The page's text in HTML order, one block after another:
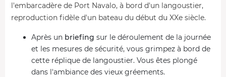
l'embarcadère de Port Navalo, à bord d'un langoustier,
reproduction fidèle d'un bateau du début du XXe siècle.
Après un briefing sur le déroulement de la journée
et les mesures de sécurité, vous grimpez à bord de
cette réplique de langoustier. Vous êtes plongé
dans l'ambiance des vieux gréements.